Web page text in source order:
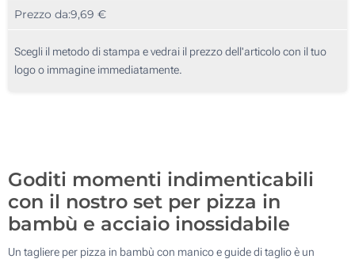
10
25
50
Prezzo da:9,69 €
Scegli il metodo di stampa e vedrai il prezzo dell'articolo con il tuo
logo o immagine immediatamente.
Goditi momenti indimenticabili
con il nostro set per pizza in
bambù e acciaio inossidabile
Un tagliere per pizza in bambù con manico e guide di taglio è un